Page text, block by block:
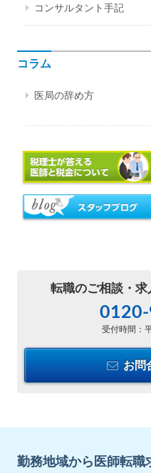
コンサルタント手記
コラム
医局の辞め方
転職のご相談・ 求
受付時間：
お問
勤務地域から医師転職